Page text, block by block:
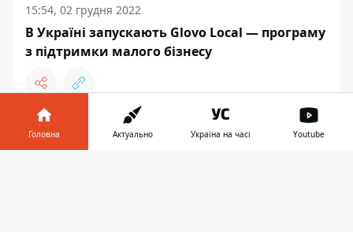
15:54, 02 грудня 2022
В Україні запускають Glovo Local — програму
з підтримки малого бізнесу
Головна Актуально Україна на часі Youtube